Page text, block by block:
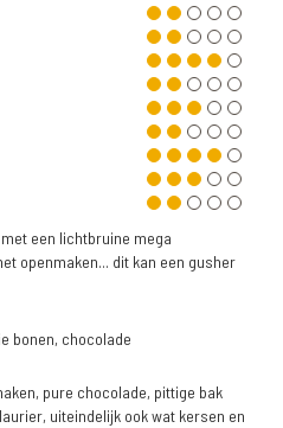
een lichtbruine mega
openmaken... dit kan een gusher
bonen, chocolade
pure chocolade, pittige bak
uiteindelijk ook wat kersen en